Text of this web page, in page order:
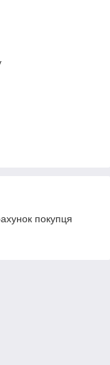
покупця